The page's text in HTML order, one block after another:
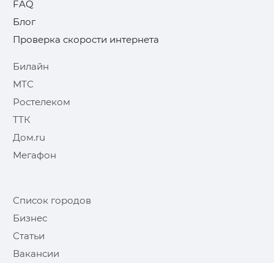
FAQ
Блог
Проверка скорости интернета
Билайн
МТС
Ростелеком
ТТК
Дом.ru
Мегафон
Список городов
Бизнес
Статьи
Вакансии